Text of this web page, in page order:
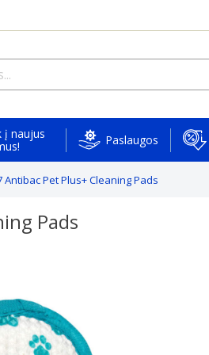
į naujus
Paslaugos
Antibac Pet Plus+ Cleaning Pads
Pads